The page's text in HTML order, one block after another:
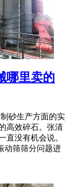
哪里卖的
砂生产方面的实
高效碎石。张清
直没有机会说。
动筛筛分问题进